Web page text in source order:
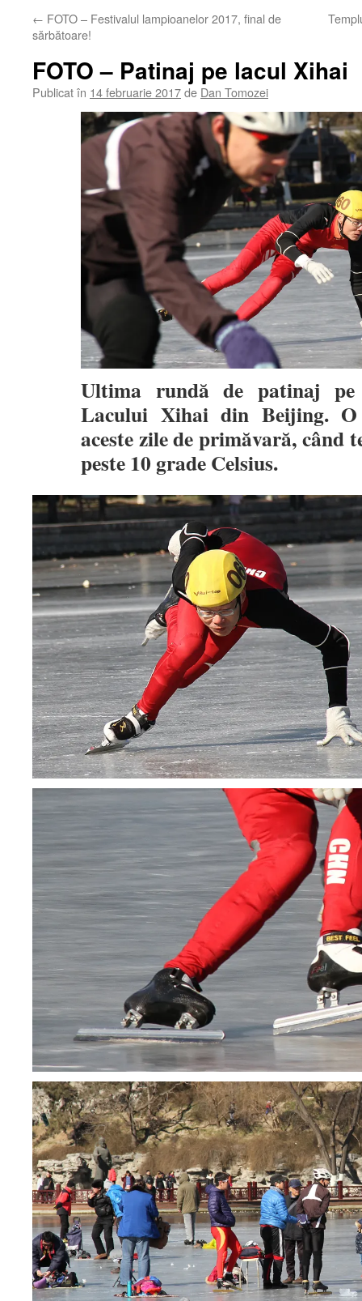
← FOTO – Festivalul lampioanelor 2017, final de
sărbătoare!
FOTO – Patinaj pe lacul Xihai
Publicat în 14 februarie 2017de Dan Tomozei
Ultima rundă de patinaj pe
Lacului Xihai din Beijing.
aceste zile de primăvară, când
peste 10 grade Celsius.